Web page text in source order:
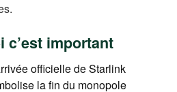
c’est important
officielle de Starlink
la fin du monopole